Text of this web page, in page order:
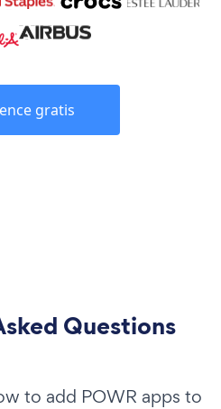
gratis
Questions
to add POWR apps to